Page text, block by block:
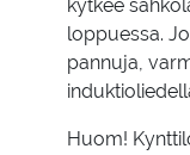
kytkee
loppuessa.
pannuja,
Huom!